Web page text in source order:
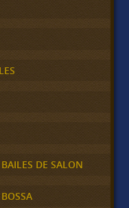
DE SALON